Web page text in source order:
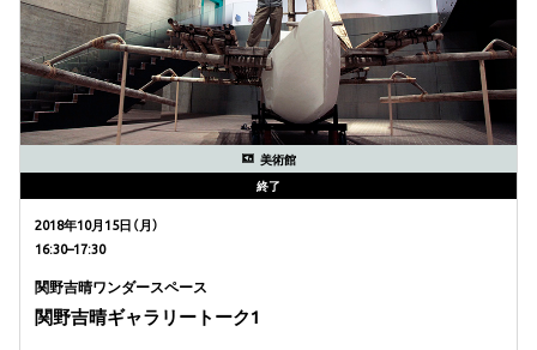
美術館
終了
2018年10月15日（月）
16:30–17:30
関野吉晴ワンダースペース
関野吉晴ギャラリートーク1